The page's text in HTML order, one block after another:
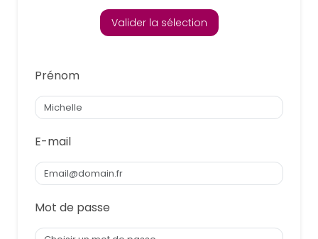
Valider la sélection
Prénom
E-mail
Mot de passe